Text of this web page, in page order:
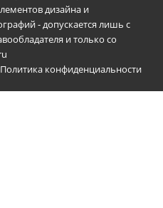
дизайна и
- допускается лишь с
и только со
Политика конфиденциальности